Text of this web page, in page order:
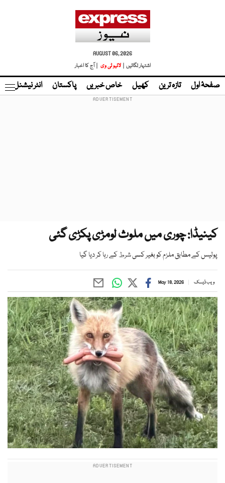
AUGUST 06, 2026
اشتہار لگائیں |
لائیو ٹی وی | آج کا اخبار
صفحۂ اول تازہ ترین کھیل خاص خبریں پاکستان انٹر نیشنل
کینیڈا: چوری میں ملوث لومڑی پکڑی گئی
پولیس کے مطابق ملزم کو بغیر کسی شرط کے رہا کر دیا گیا
ویب ڈیسک May 18, 2026